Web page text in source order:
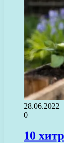
28.06.2022
0
10